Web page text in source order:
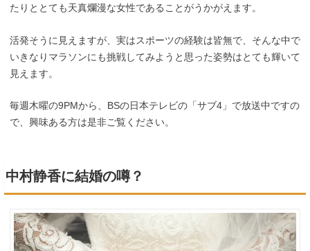
たりととても天真爛漫な女性であることがうかがえます。
活発そうに見えますが、実はスポーツの経験は皆無で、そんな中で
いきなりマラソンにも挑戦してみようと思った姿勢はとても輝いて
見えます。
毎週木曜の9PMから、BSの日本テレビの「サブ4」で放送中ですの
で、興味ある方は是非ご覧ください。
中村静香に結婚の噂？